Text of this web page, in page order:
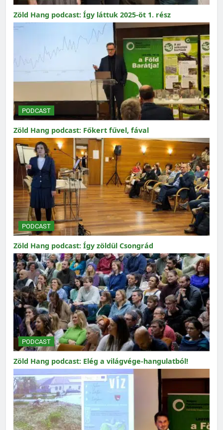
Zöld Hang podcast: Így láttuk 2025-öt 1. rész
PODCAST
Zöld Hang podcast: Főkert fűvel, fával
PODCAST
Zöld Hang podcast: Így zöldül Csongrád
PODCAST
Zöld Hang podcast: Elég a világvége-hangulatból!